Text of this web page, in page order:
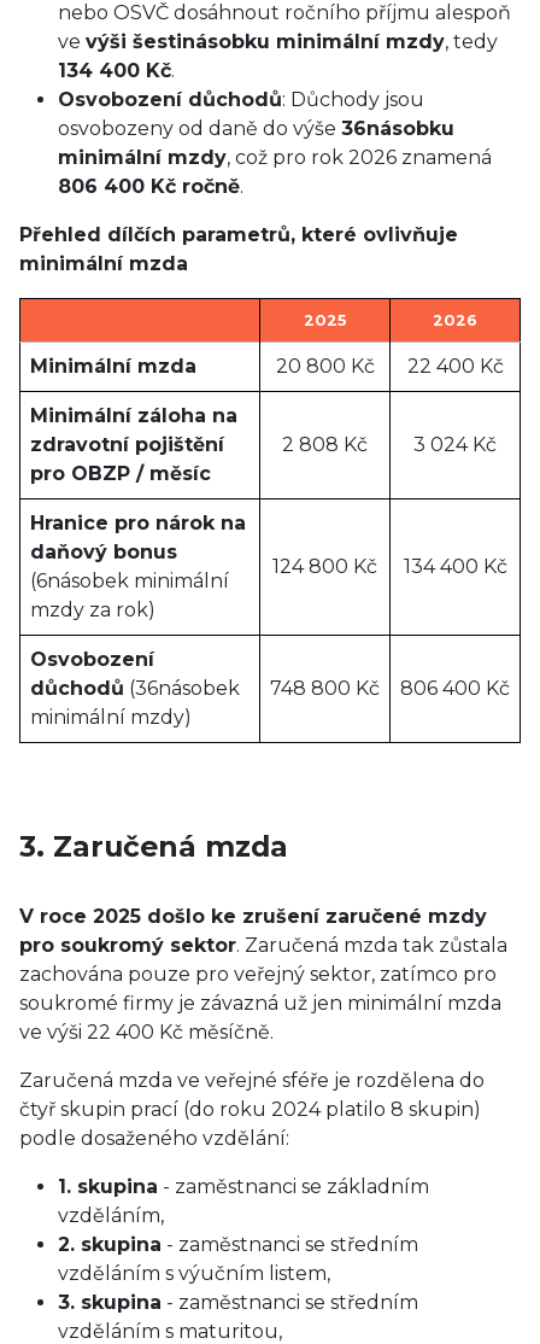
nebo OSVČ dosáhnout ročního příjmu alespoň
ve výši šestinásobku minimální mzdy, tedy
134 400 Kč.
Osvobození důchodů: Důchody jsou
osvobozeny od daně do výše 36násobku
minimální mzdy, což pro rok 2026 znamená
806 400 Kč ročně.
Přehled dílčích parametrů, které ovlivňuje
minimální mzda
2025 2026
Minimální mzda 20 800 Kč 22 400 Kč
Minimální záloha na
zdravotní pojištění
pro OBZP / měsíc
2 808 Kč 3 024 Kč
Hranice pro nárok na
daňový bonus
(6násobek minimální
mzdy za rok)
124 800 Kč 134 400 Kč
Osvobození
důchodů (36násobek
minimální mzdy)
748 800 Kč 806 400 Kč
3. Zaručená mzda
V roce 2025 došlo ke zrušení zaručené mzdy
pro soukromý sektor. Zaručená mzda tak zůstala
zachována pouze pro veřejný sektor, zatímco pro
soukromé firmy je závazná už jen minimální mzda
ve výši 22 400 Kč měsíčně.
Zaručená mzda ve veřejné sféře je rozdělena do
čtyř skupin prací (do roku 2024 platilo 8 skupin)
podle dosaženého vzdělání:
1. skupina - zaměstnanci se základním
vzděláním,
2. skupina - zaměstnanci se středním
vzděláním s výučním listem,
3. skupina - zaměstnanci se středním
vzděláním s maturitou,